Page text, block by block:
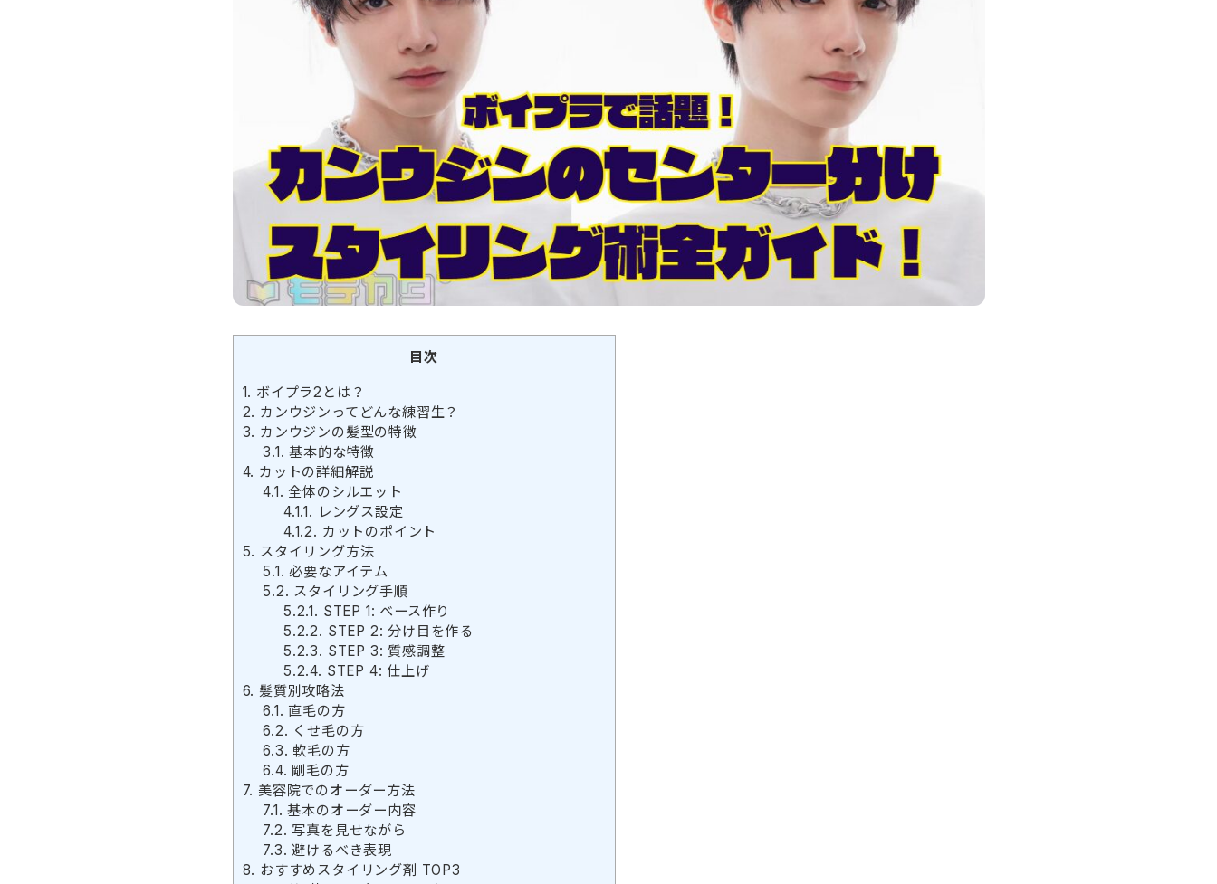
目次
1. ボイプラ2とは？
2. カンウジンってどんな練習生？
3. カンウジンの髪型の特徴
3.1. 基本的な特徴
4. カットの詳細解説
4.1. 全体のシルエット
4.1.1. レングス設定
4.1.2. カットのポイント
5. スタイリング方法
5.1. 必要なアイテム
5.2. スタイリング手順
5.2.1. STEP 1: ベース作り
5.2.2. STEP 2: 分け目を作る
5.2.3. STEP 3: 質感調整
5.2.4. STEP 4: 仕上げ
6. 髪質別攻略法
6.1. 直毛の方
6.2. くせ毛の方
6.3. 軟毛の方
6.4. 剛毛の方
7. 美容院でのオーダー方法
7.1. 基本のオーダー内容
7.2. 写真を見せながら
7.3. 避けるべき表現
8. おすすめスタイリング剤 TOP3